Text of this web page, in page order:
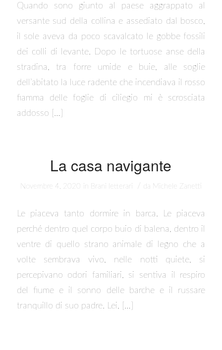
Quando sono giunto al paese aggrappato al
versante sud della collina e assediato dal bosco,
il sole aveva da poco scavalcato le gobbe fossili
dei colli di levante. Dopo le tortuose anse della
stradina, tra forre umide e buie, alle soglie
dell’abitato la luce radente che incendiava il rosso
fiamma delle foglie di ciliegio mi è scrosciata
addosso […]
La casa navigante
Novembre 4, 2020 in Brani letterari / da Michele Zanetti
Le piaceva tanto dormire in barca. Le piaceva
perché dentro quel corpo buio di balena, dentro il
ventre di quello strano animale di legno che a
volte sembrava vivo, nelle notti quiete, si
percepivano odori familiari, si sentiva il respiro
del fiume e il sonno delle barche e il russare
tranquillo di suo padre. Lei, […]